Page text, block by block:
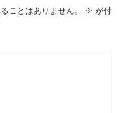
ことはありません。 ※ が付